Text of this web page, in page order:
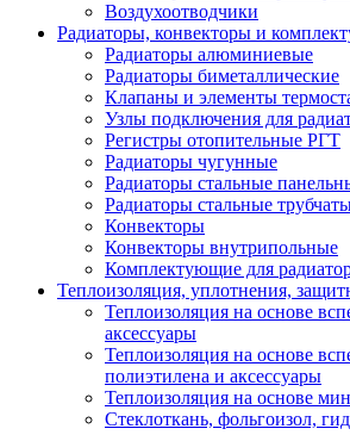
Воздухоотводчики
Радиаторы, конвекторы и
Радиаторы алюминиевые
Радиаторы биметаллические
Клапаны и элементы
Узлы подключения для
Регистры отопительные РГТ
Радиаторы чугунные
Радиаторы стальные
Радиаторы стальные
Конвекторы
Конвекторы внутрипольные
Комплектующие для
Теплоизоляция, уплотнения,
Теплоизоляция на основе
аксессуары
Теплоизоляция на основе
полиэтилена и аксессуары
Теплоизоляция на основе
Стеклоткань, фольгоизол,